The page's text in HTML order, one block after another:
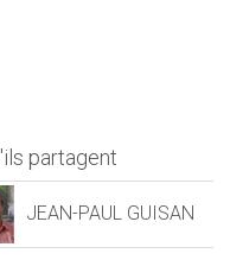
partagent
JEAN-PAUL GUISAN